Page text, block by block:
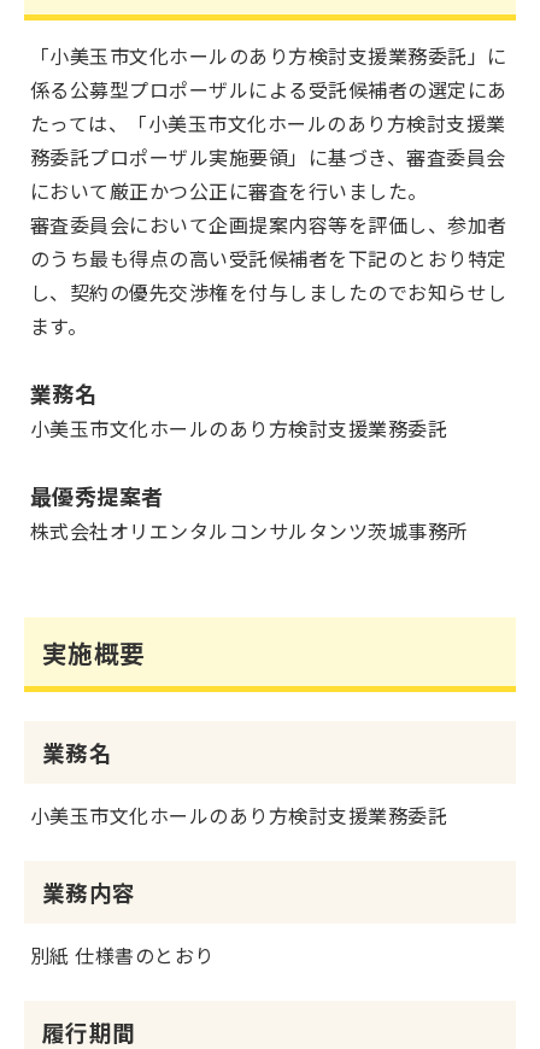
「小美玉市文化ホールのあり方検討支援業務委託」に
係る公募型プロポーザルによる受託候補者の選定にあ
たっては、「小美玉市文化ホールのあり方検討支援業
務委託プロポーザル実施要領」に基づき、審査委員会
において厳正かつ公正に審査を行いました。
審査委員会において企画提案内容等を評価し、参加者
のうち最も得点の高い受託候補者を下記のとおり特定
し、契約の優先交渉権を付与しましたのでお知らせし
ます。
業務名
小美玉市文化ホールのあり方検討支援業務委託
最優秀提案者
株式会社オリエンタルコンサルタンツ茨城事務所
実施概要
業務名
小美玉市文化ホールのあり方検討支援業務委託
業務内容
別紙 仕様書のとおり
履行期間